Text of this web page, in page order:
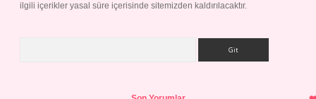
ilgili içerikler yasal süre içerisinde sitemizden kaldırılacaktır.